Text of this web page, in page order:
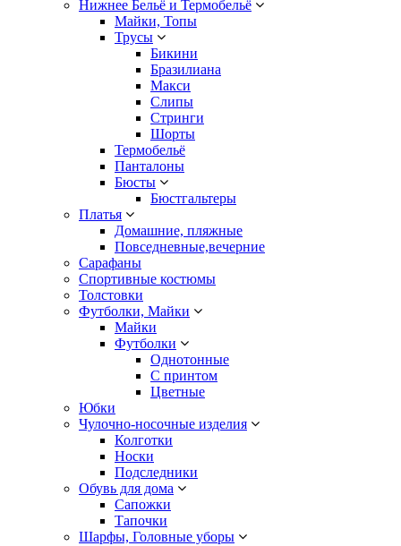
Нижнее Бельё и Термобельё
Майки, Топы
Трусы
Бикини
Бразилиана
Макси
Слипы
Стринги
Шорты
Термобельё
Панталоны
Бюсты
Бюстгальтеры
Платья
Домашние, пляжные
Повседневные,вечерние
Сарафаны
Спортивные костюмы
Толстовки
Футболки, Майки
Майки
Футболки
Однотонные
С принтом
Цветные
Юбки
Чулочно-носочные изделия
Колготки
Носки
Подследники
Обувь для дома
Сапожки
Тапочки
Шарфы, Головные уборы